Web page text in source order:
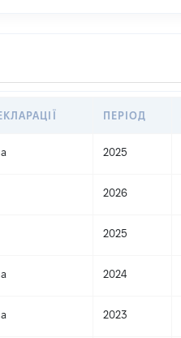
ПЕРІОД
2025
2026
2025
2024
2023